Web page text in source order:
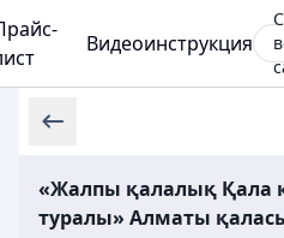
Видеоинструкция
«Жалпы қалалық Қала
туралы» Алматы қаласы